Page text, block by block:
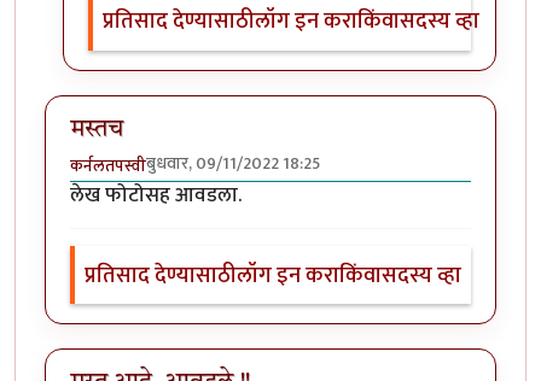
प्रतिसाद देण्यासाठीलॉग इन कराकिंवासदस्य व्हा
मस्तच
कर्नलतपस्वीबुधवार, 09/11/2022 18:25
लेख फोटोसह आवडला.
प्रतिसाद देण्यासाठीलॉग इन कराकिंवासदस्य व्हा